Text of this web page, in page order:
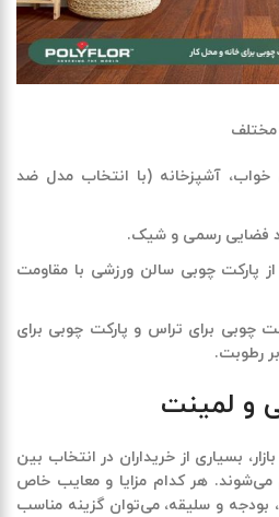
مختلف
خواب، آشپزخانه (با انتخاب مدل ضد
فضایی رسمی و شیک.
از پارکت چوبی سالن ورزشی با مقاومت
چوبی برای تراس و پارکت چوبی برای
رطوبت.
و لمینت
بسیاری از خریداران در انتخاب بین
می‌شوند. هر کدام مزایا و معایب خاص
بودجه و سلیقه، می‌توان گزینه مناسب